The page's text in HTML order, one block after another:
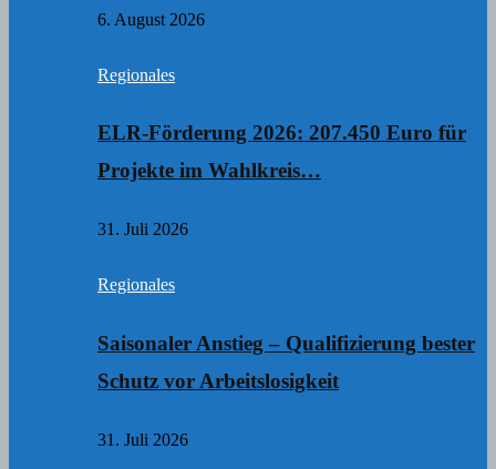
6. August 2026
Regionales
ELR-Förderung 2026: 207.450 Euro für
Projekte im Wahlkreis…
31. Juli 2026
Regionales
Saisonaler Anstieg – Qualifizierung bester
Schutz vor Arbeitslosigkeit
31. Juli 2026